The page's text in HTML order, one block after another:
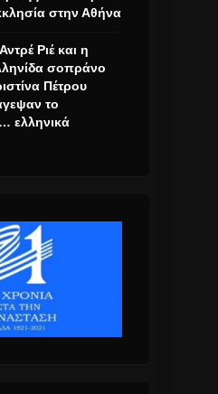
στην Αθήνα
Ριέ και η
σοπράνο
Πέτρου
το
ελληνικά